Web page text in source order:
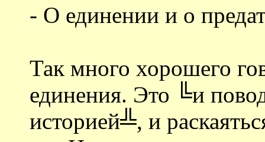
- О единении и о
Так много хорошего
единения. Это ╚и
историей╩, и